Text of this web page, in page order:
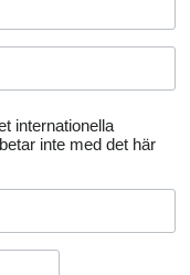
internationella
inte med det här